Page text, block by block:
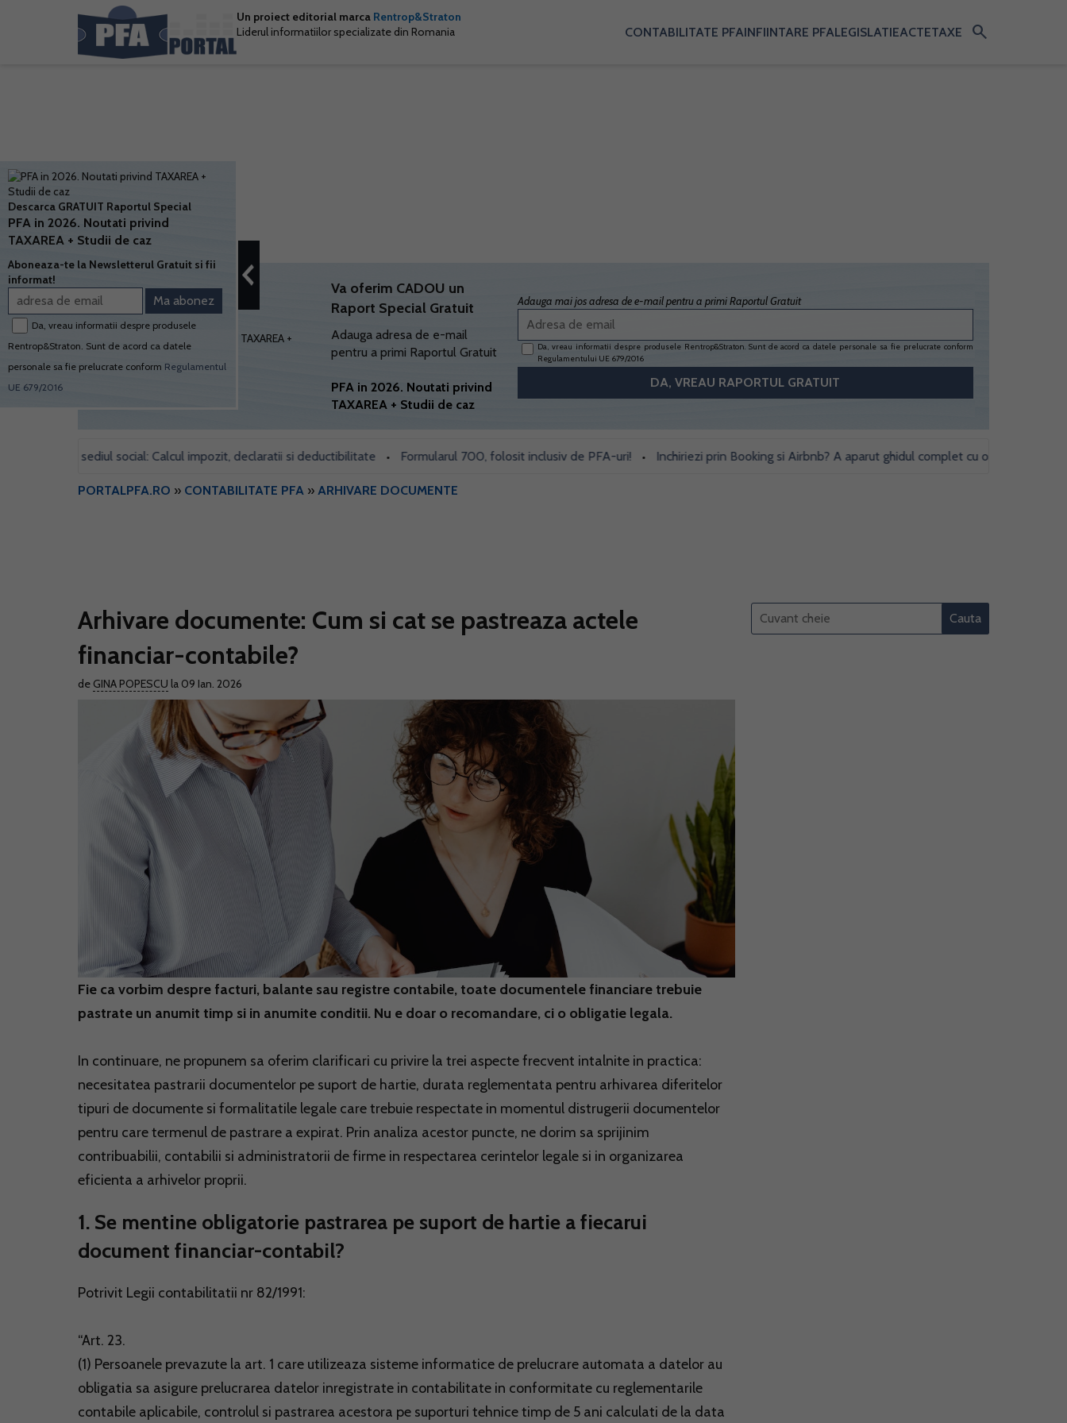
Un proiect editorial marca Rentrop&Straton
Liderul informatiilor specializate din Romania
CONTABILITATE PFAINFIINTARE PFALEGISLATIEACTETAXE search
Va oferim CADOU un
Raport Special Gratuit
Adauga adresa de e-mail
pentru a primi Raportul Gratuit
PFA in 2026. Noutati privind
TAXAREA + Studii de caz
Adauga mai jos adresa de e-mail pentru a primi Raportul Gratuit
Da, vreau informatii despre produsele Rentrop&Straton. Sunt de acord ca datele personale sa fie prelucrate conform
Regulamentului UE 679/2016
pentru sediul social: Calcul impozit, declaratii si deductibilitate • Formularul 700, folosit inclusiv de PFA-uri! • Inchiriezi prin Booking si Airbnb? A aparut ghidul complet cu obligatii fiscale si
PORTALPFA.RO » CONTABILITATE PFA » ARHIVARE DOCUMENTE
Arhivare documente: Cum si cat se pastreaza actele
financiar-contabile?
de GINA POPESCU la 09 Ian. 2026
Fie ca vorbim despre facturi, balante sau registre contabile, toate documentele financiare trebuie
pastrate un anumit timp si in anumite conditii. Nu e doar o recomandare, ci o obligatie legala.
In continuare, ne propunem sa oferim clarificari cu privire la trei aspecte frecvent intalnite in practica:
necesitatea pastrarii documentelor pe suport de hartie, durata reglementata pentru arhivarea diferitelor
tipuri de documente si formalitatile legale care trebuie respectate in momentul distrugerii documentelor
pentru care termenul de pastrare a expirat. Prin analiza acestor puncte, ne dorim sa sprijinim
contribuabilii, contabilii si administratorii de firme in respectarea cerintelor legale si in organizarea
eficienta a arhivelor proprii.
1. Se mentine obligatorie pastrarea pe suport de hartie a fiecarui
document financiar-contabil?
Potrivit Legii contabilitatii nr 82/1991:
“Art. 23.
(1) Persoanele prevazute la art. 1 care utilizeaza sisteme informatice de prelucrare automata a datelor au
obligatia sa asigure prelucrarea datelor inregistrate in contabilitate in conformitate cu reglementarile
contabile aplicabile, controlul si pastrarea acestora pe suporturi tehnice timp de 5 ani calculati de la data
Descarca GRATUIT Raportul Special
PFA in 2026. Noutati privind
TAXAREA + Studii de caz
Aboneaza-te la Newsletterul Gratuit si fii
informat!
Da, vreau informatii despre produsele
Rentrop&Straton. Sunt de acord ca datele
personale sa fie prelucrate conform Regulamentul
UE 679/2016